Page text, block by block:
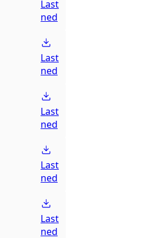
Last
ned
Last
ned
Last
ned
Last
ned
Last
ned